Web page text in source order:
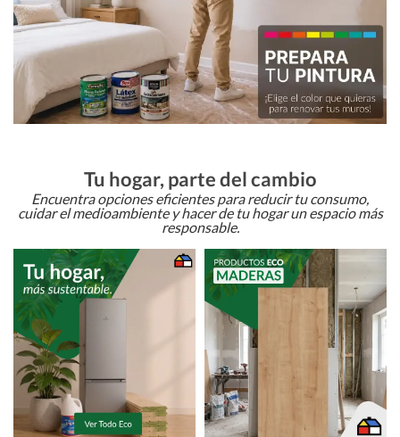
Tu hogar, parte del cambio
Encuentra opciones eficientes para reducir tu consumo,
cuidar el medioambiente y hacer de tu hogar un espacio más
responsable.